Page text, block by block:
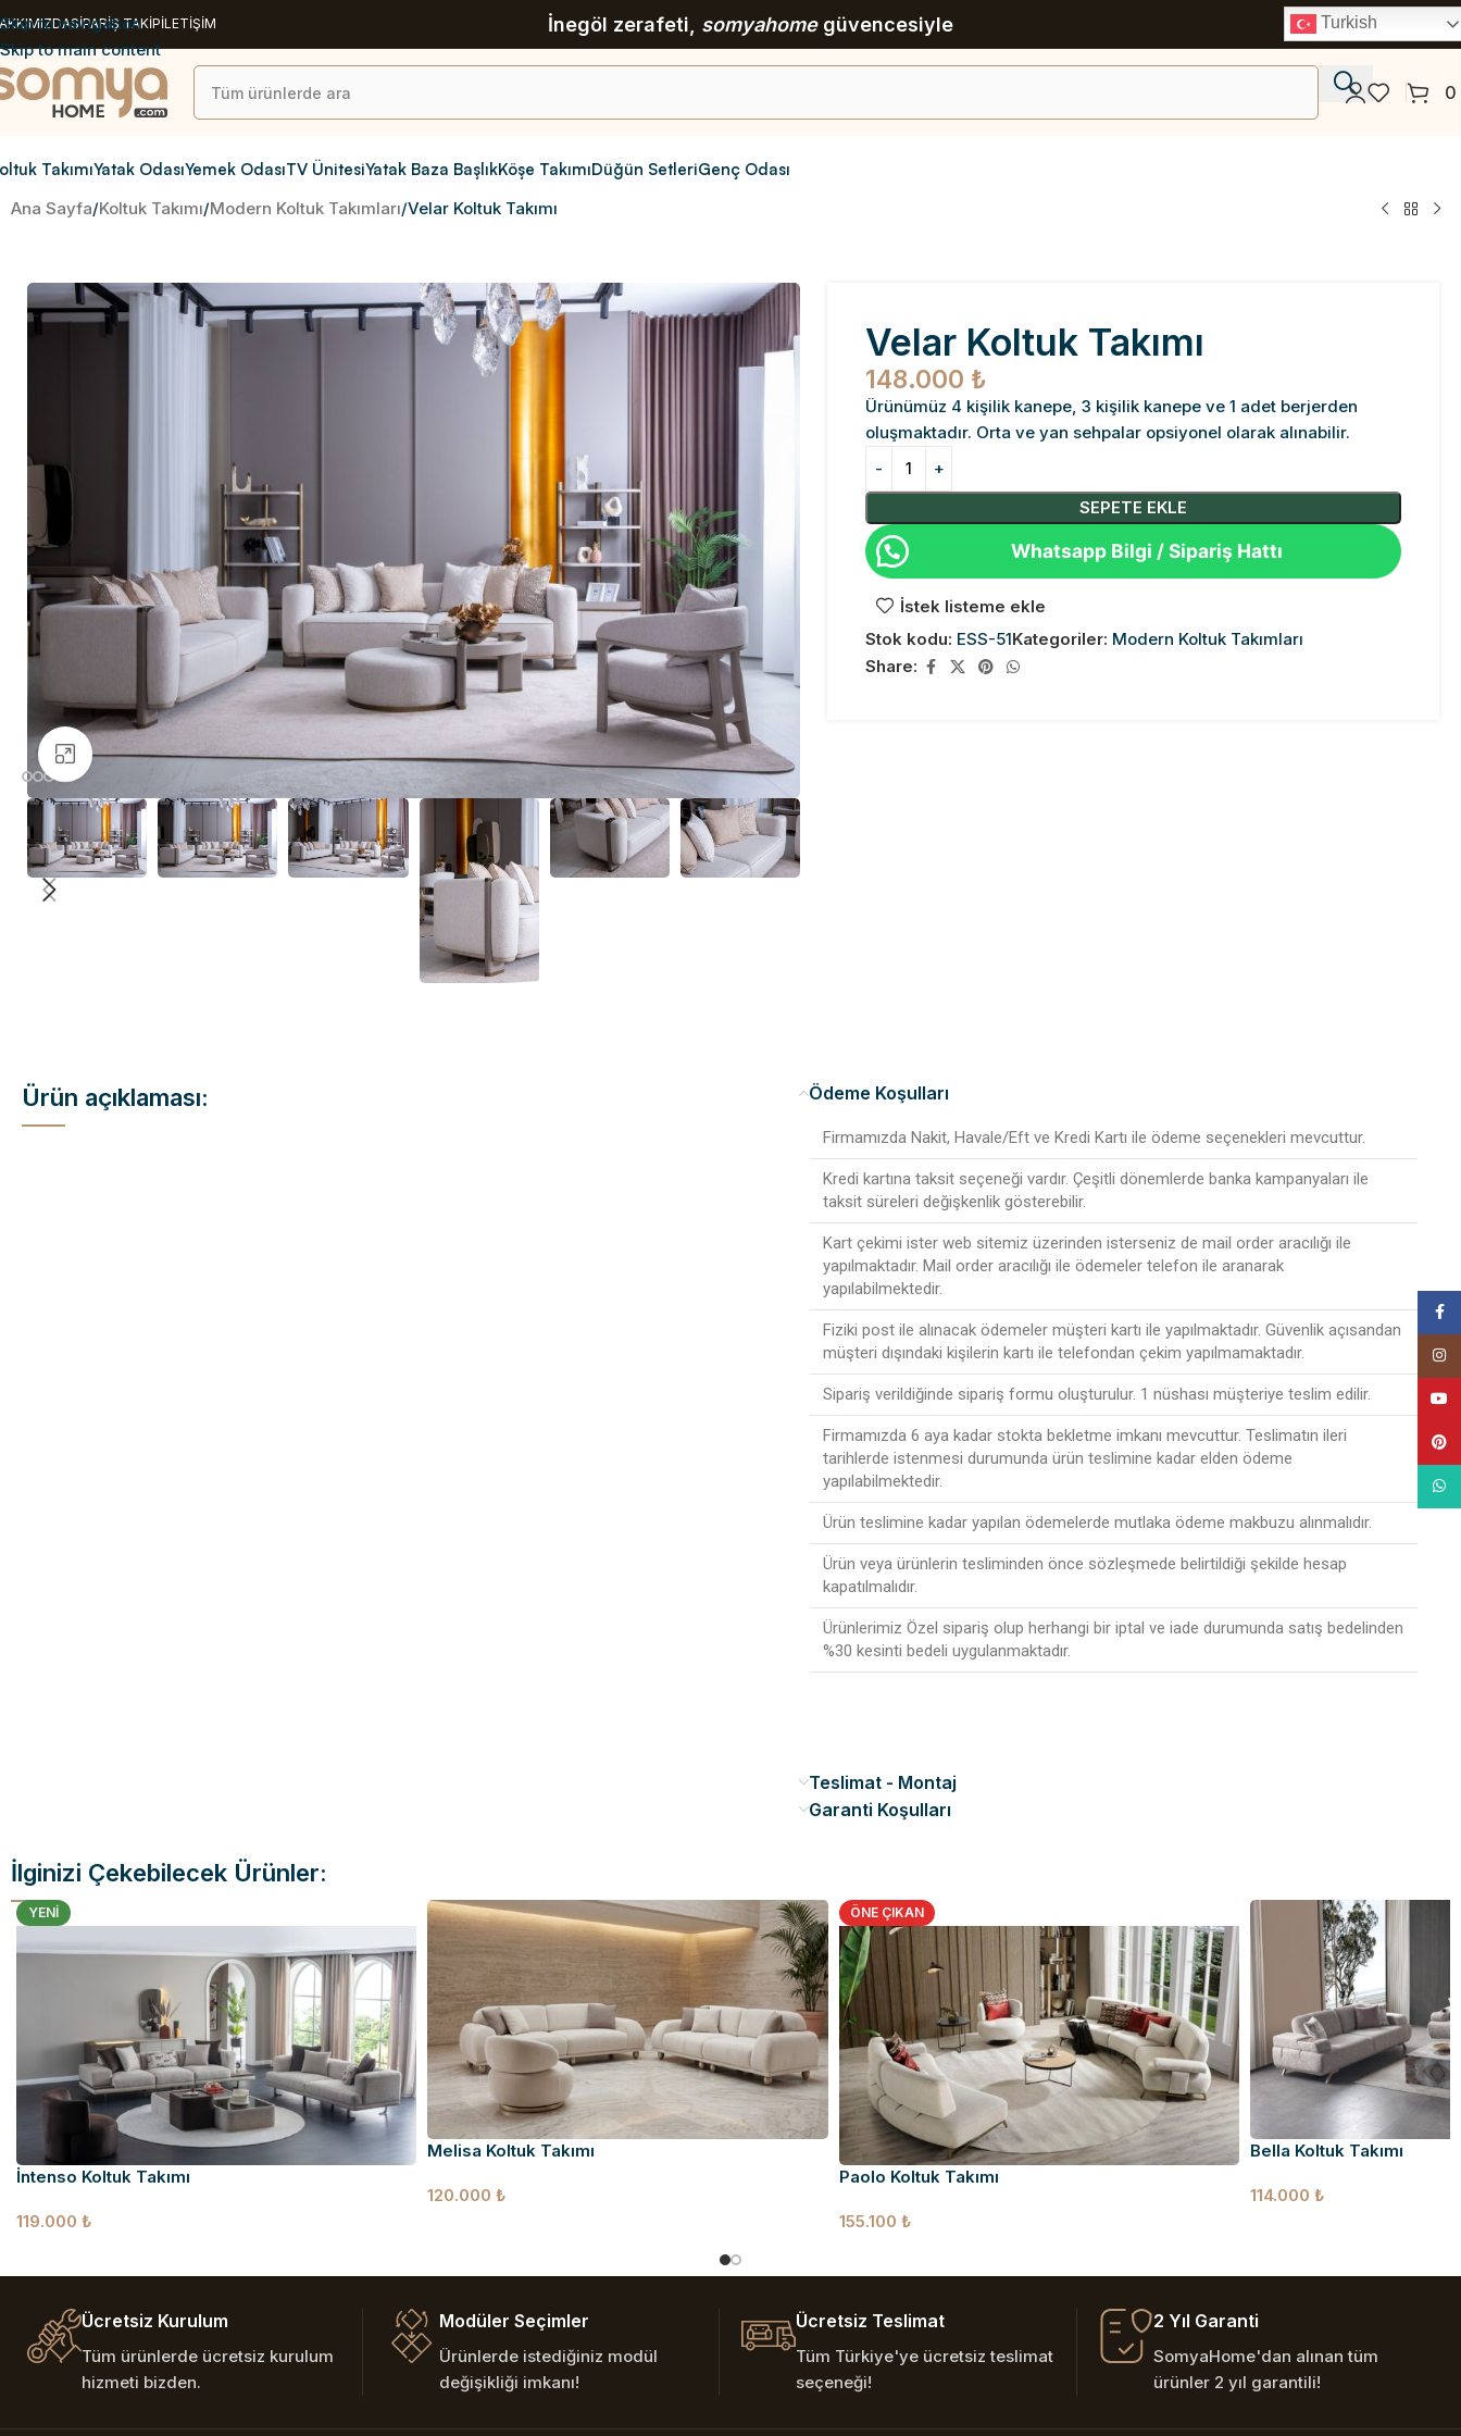
Skip to navigation
Skip to main content
SİPARİŞ TAKİPİLETİŞİM İnegöl zerafeti, somyahomegüvencesiyle Turkish
0
TakımıYatak OdasıYemek OdasıTV ÜnitesiYatak Baza BaşlıkKöşe TakımıDüğün SetleriGenç Odası
Ana Sayfa Koltuk Takımı Modern Koltuk Takımları Velar Koltuk Takımı
Büyütmek için tıklayın
Velar Koltuk Takımı
148.000 ₺
Ürünümüz 4 kişilik kanepe, 3 kişilik kanepe ve 1 adet berjerden
oluşmaktadır. Orta ve yan sehpalar opsiyonel olarak alınabilir.
SEPETE EKLE
Whatsapp Bilgi / Sipariş Hattı
İstek listeme ekle
Stok kodu: ESS-51Kategoriler: Modern Koltuk Takımları
Share:
Ürün açıklaması: Ödeme Koşulları
Firmamızda Nakit, Havale/Eft ve Kredi Kartı ile ödeme seçenekleri mevcuttur.
Kredi kartına taksit seçeneği vardır. Çeşitli dönemlerde banka kampanyaları ile
taksit süreleri değişkenlik gösterebilir.
Kart çekimi ister web sitemiz üzerinden isterseniz de mail order aracılığı ile
yapılmaktadır. Mail order aracılığı ile ödemeler telefon ile aranarak
yapılabilmektedir.
Fiziki post ile alınacak ödemeler müşteri kartı ile yapılmaktadır. Güvenlik açısandan
müşteri dışındaki kişilerin kartı ile telefondan çekim yapılmamaktadır.
Sipariş verildiğinde sipariş formu oluşturulur. 1 nüshası müşteriye teslim edilir.
Firmamızda 6 aya kadar stokta bekletme imkanı mevcuttur. Teslimatın ileri
tarihlerde istenmesi durumunda ürün teslimine kadar elden ödeme
yapılabilmektedir.
Ürün teslimine kadar yapılan ödemelerde mutlaka ödeme makbuzu alınmalıdır.
Ürün veya ürünlerin tesliminden önce sözleşmede belirtildiği şekilde hesap
kapatılmalıdır.
Ürünlerimiz Özel sipariş olup herhangi bir iptal ve iade durumunda satış bedelinden
%30 kesinti bedeli uygulanmaktadır.
Teslimat - Montaj
Garanti Koşulları
İlginizi Çekebilecek Ürünler:
YENI
İntenso Koltuk Takımı
119.000 ₺
Melisa Koltuk Takımı
120.000₺
ÖNE ÇIKAN
Paolo Koltuk Takımı
155.100 ₺
Bella Koltuk Takımı
114.000 ₺
Ücretsiz Kurulum
Tüm ürünlerde ücretsiz kurulum
hizmeti bizden.
Modüler Seçimler
Ürünlerde istediğiniz modül
değişikliği imkanı!
Ücretsiz Teslimat
Tüm Türkiye'ye ücretsiz teslimat
seçeneği!
2 Yıl Garanti
SomyaHome'dan alınan tüm
ürünler 2 yıl garantili!